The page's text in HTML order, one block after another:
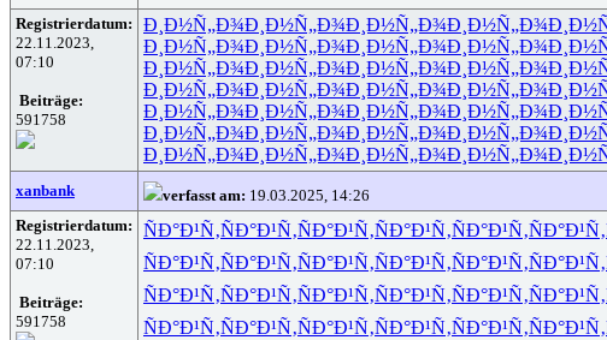
Registrierdatum:
22.11.2023,
07:10
Beiträge:
591758
Ð¸Ð½Ñ„Ð¾Ð¸Ð½Ñ„Ð¾Ð¸Ð½Ñ„Ð¾Ð¸Ð½Ñ„Ð¾
Ð¸Ð½Ñ„Ð¾Ð¸Ð½Ñ„Ð¾Ð¸Ð½Ñ„Ð¾Ð¸Ð½Ñ„Ð¾
Ð¸Ð½Ñ„Ð¾Ð¸Ð½Ñ„Ð¾Ð¸Ð½Ñ„Ð¾Ð¸Ð½Ñ„Ð¾
Ð¸Ð½Ñ„Ð¾Ð¸Ð½Ñ„Ð¾Ð¸Ð½Ñ„Ð¾Ð¸Ð½Ñ„Ð¾
Ð¸Ð½Ñ„Ð¾Ð¸Ð½Ñ„Ð¾Ð¸Ð½Ñ„Ð¾Ð¸Ð½Ñ„Ð¾
Ð¸Ð½Ñ„Ð¾Ð¸Ð½Ñ„Ð¾Ð¸Ð½Ñ„Ð¾Ð¸Ð½Ñ„Ð¾
Ð¸Ð½Ñ„Ð¾Ð¸Ð½Ñ„Ð¾Ð¸Ð½Ñ„Ð¾Ð¸Ð½Ñ„Ð¾
xanbank verfasst am: 19.03.2025, 14:26
Registrierdatum:
22.11.2023,
07:10
Beiträge:
591758
ÑÐ°Ð¹Ñ‚ÑÐ°Ð¹Ñ‚ÑÐ°Ð¹Ñ‚ÑÐ°Ð¹Ñ‚ÑÐ°Ð¹Ñ‚ÑÐ°Ð¹Ñ‚
ÑÐ°Ð¹Ñ‚ÑÐ°Ð¹Ñ‚ÑÐ°Ð¹Ñ‚ÑÐ°Ð¹Ñ‚ÑÐ°Ð¹Ñ‚ÑÐ°Ð¹Ñ‚
ÑÐ°Ð¹Ñ‚ÑÐ°Ð¹Ñ‚ÑÐ°Ð¹Ñ‚ÑÐ°Ð¹Ñ‚ÑÐ°Ð¹Ñ‚ÑÐ°Ð¹Ñ‚
ÑÐ°Ð¹Ñ‚ÑÐ°Ð¹Ñ‚ÑÐ°Ð¹Ñ‚ÑÐ°Ð¹Ñ‚ÑÐ°Ð¹Ñ‚ÑÐ°Ð¹Ñ‚